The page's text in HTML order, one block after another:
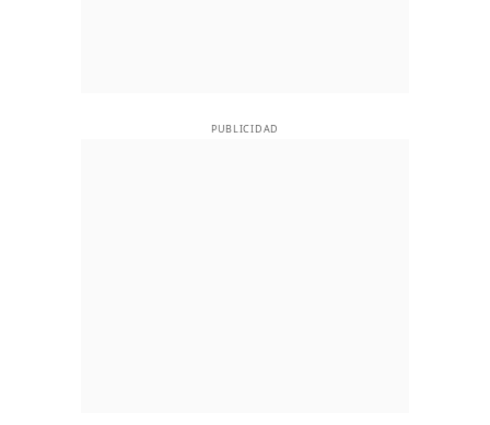
PUBLICIDAD